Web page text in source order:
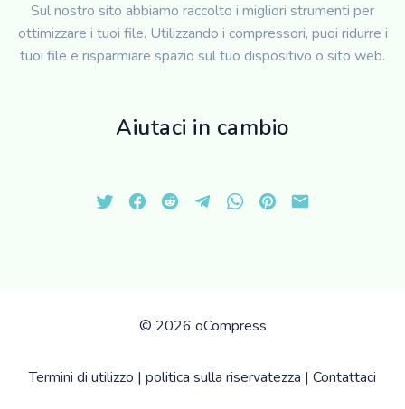
Sul nostro sito abbiamo raccolto i migliori strumenti per
ottimizzare i tuoi file. Utilizzando i compressori, puoi ridurre i
tuoi file e risparmiare spazio sul tuo dispositivo o sito web.
Aiutaci in cambio
© 2026 oCompress
Termini di utilizzo | politica sulla riservatezza | Contattaci